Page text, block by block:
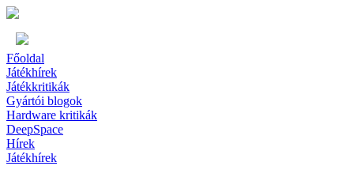
Főoldal
Játékhírek
Játékkritikák
Gyártói blogok
Hardware kritikák
DeepSpace
Hírek
Játékhírek